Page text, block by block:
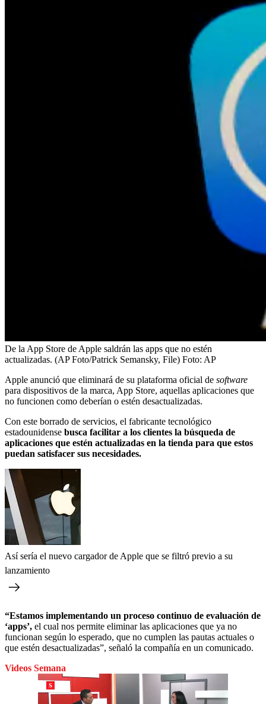
De la App Store de Apple saldrán las apps que no estén
actualizadas. (AP Foto/Patrick Semansky, File) Foto: AP
Apple anunció que eliminará de su plataforma oficial de software
para dispositivos de la marca, App Store, aquellas aplicaciones que
no funcionen como deberían o estén desactualizadas.
Con este borrado de servicios, el fabricante tecnológico
estadounidense busca facilitar a los clientes la búsqueda de
aplicaciones que estén actualizadas en la tienda para que estos
puedan satisfacer sus necesidades.
Así sería el nuevo cargador de Apple que se filtró previo a su
lanzamiento
“Estamos implementando un proceso continuo de evaluación de
‘apps’, el cual nos permite eliminar las aplicaciones que ya no
funcionan según lo esperado, que no cumplen las pautas actuales o
que estén desactualizadas”, señaló la compañía en un comunicado.
Videos Semana